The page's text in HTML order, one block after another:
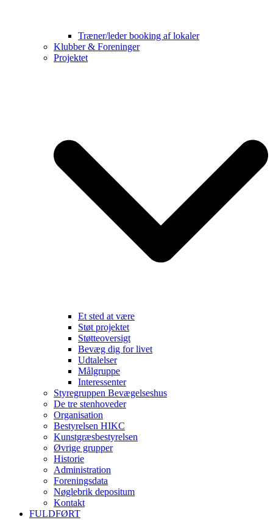
Træner/leder booking af lokaler
Klubber & Foreninger
Projektet
Et sted at være
Støt projektet
Støtteoversigt
Bevæg dig for livet
Udtalelser
Målgruppe
Interessenter
Styregruppen Bevægelseshus
De tre stenhoveder
Organisation
Bestyrelsen HIKC
Kunstgræsbestyrelsen
Øvrige grupper
Historie
Administration
Foreningsdata
Nøglebrik depositum
Kontakt
FULDFØRT